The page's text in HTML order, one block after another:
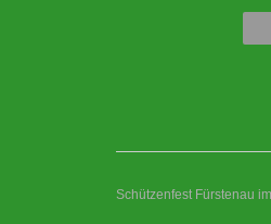
Schützenfest Fürstenau